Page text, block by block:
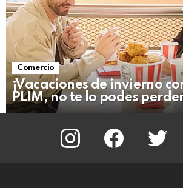
Comercio
¡Vacaciones de invierno
PLIM, no te lo podes
instagram facebook twitter